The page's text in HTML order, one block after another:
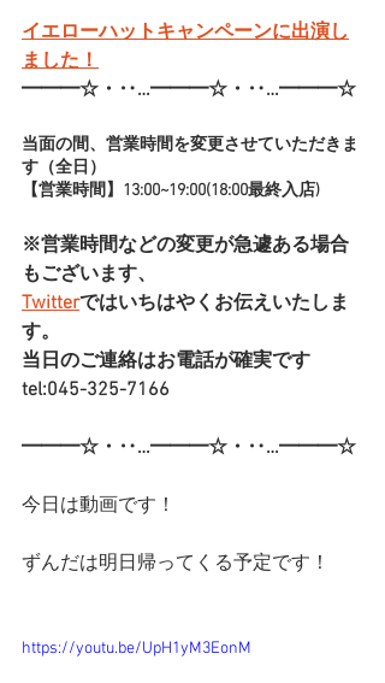
イエローハットキャンペーンに出演し
ました！
━━━☆・‥…━━━☆・‥…━━━☆
当面の間、営業時間を変更させていただきま
す（全日）
【営業時間】13:00~19:00(18:00最終入店)
※営業時間などの変更が急遽ある場合
もございます、
Twitterではいちはやくお伝えいたしま
す。
当日のご連絡はお電話が確実です
tel:045-325-7166
━━━☆・‥…━━━☆・‥…━━━☆
今日は動画です！
ずんだは明日帰ってくる予定です！
https://youtu.be/UpH1yM3EonM